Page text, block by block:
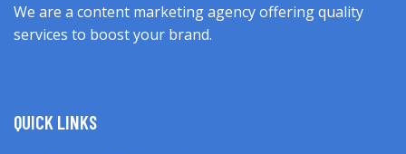
We are a content marketing agency offering quality
services to boost your brand.
QUICK LINKS